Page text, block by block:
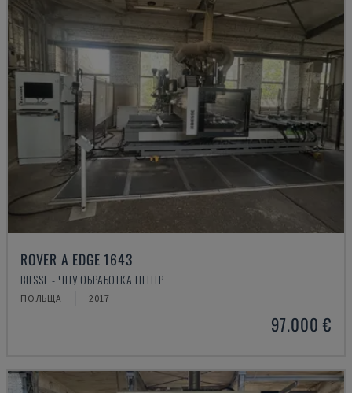
ROVER A EDGE 1643
BIESSE - ЧПУ ОБРАБОТКА ЦЕНТР
ПОЛЬЩА 2017
97.000 €